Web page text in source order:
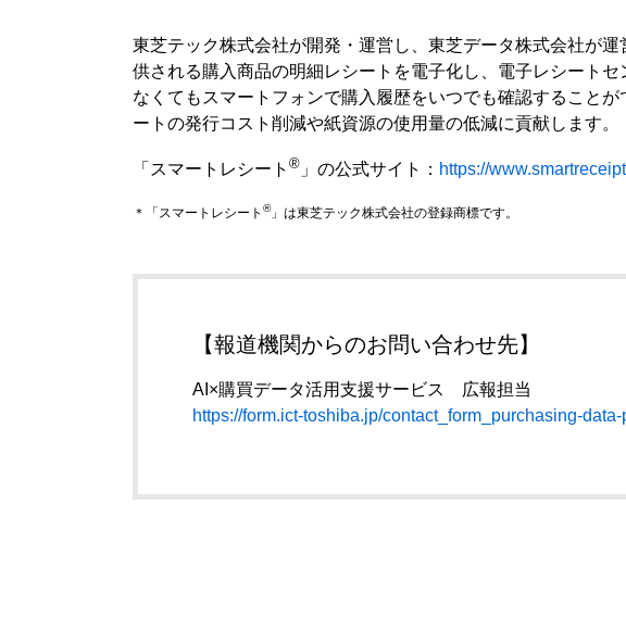
東芝テック株式会社が開発・運営し、東芝データ株式会社が
供される購入商品の明細レシートを電子化し、電子レシート
なくてもスマートフォンで購入履歴をいつでも確認すること
ートの発行コスト削減や紙資源の使用量の低減に貢献します。
「スマートレシート ® 」の公式サイト： https://
＊「スマートレシート ®」は東芝テック株式会社の登録商標です。
【報道機関からのお問い合わせ先】
AI×購買データ活用支援サービス 広報担当
https://form.ict-toshiba.jp/contact_form_purchasing-data-